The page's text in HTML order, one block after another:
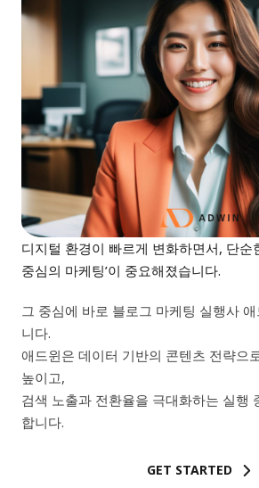
디지털 환경이 빠르게 변화하면서, 단순
중심의 마케팅’이 중요해졌습니다.
그 중심에 바로 블로그 마케팅 실행사
니다.
애드윈은 데이터 기반의 콘텐츠 전략으
높이고,
검색 노출과 전환율을 극대화하는 실행
합니다.
GET STARTED